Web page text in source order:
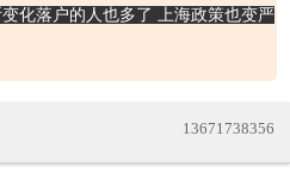
化落户的人也多了 上海政策也变严
13671738356